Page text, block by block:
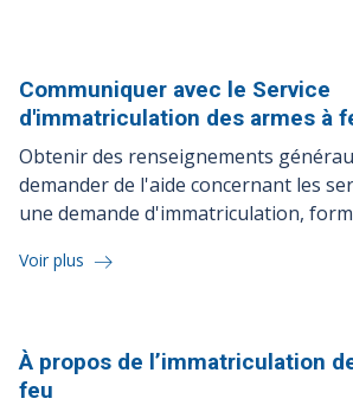
Communiquer avec le Service
d'immatriculation des armes à
Obtenir des renseignements
demander de l'aide concernant les
une demande d'immatriculation,
Voir plus
À propos de l’immatriculation
feu